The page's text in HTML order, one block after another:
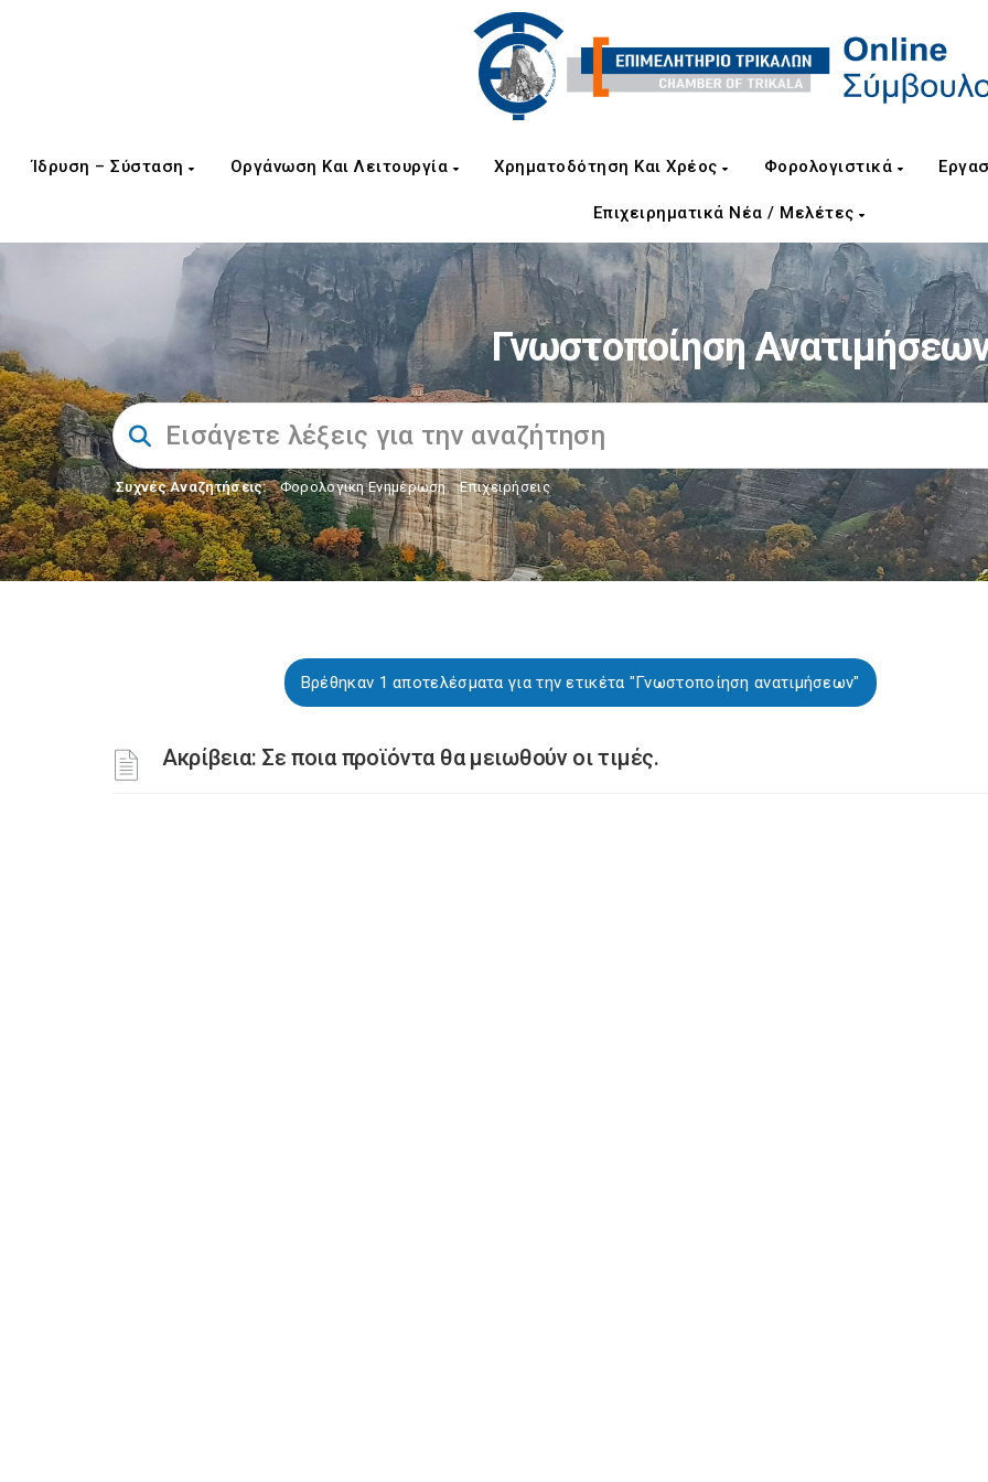
Ίδρυση – Σύσταση Οργάνωση Και Λειτουργία Χρηματοδότηση Και Χρέος Φορολογιστικά
Επιχειρηματικά Νέα / Μελέτες
Γνωστοποίηση
Συχνές Αναζητήσεις: Φορολογικη Ενημέρωση, Επιχειρήσεις
Βρέθηκαν 1 αποτελέσματα για την ετικέτα "Γνωστοποίηση ανατιμήσεων"
Ακρίβεια: Σε ποια προϊόντα θα μειωθούν οι τιμές.